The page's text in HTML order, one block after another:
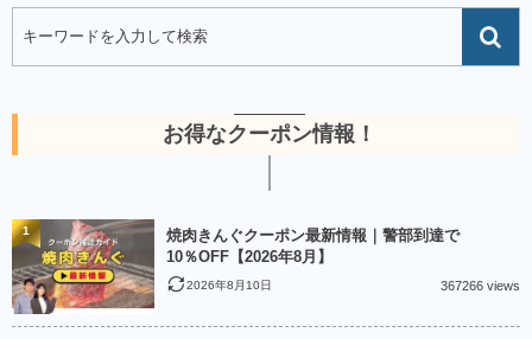
お得なクーポン情報！
焼肉きんぐクーポン最新情報｜警部到達で
10％OFF【2026年8月】
2026年8月10日 367266 views
1